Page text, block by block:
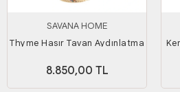
SAVANA HOME
Thyme Hasır Tavan Aydınlatma
8.850,00 TL